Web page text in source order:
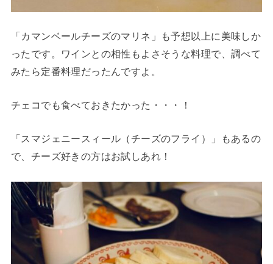
「カマンベールチーズのマリネ」も予想以上に美味しか
ったです。ワインとの相性もよさそうな料理で、調べて
みたら定番料理だったんですよ。
チェコでも食べておきたかった・・・！
「スマジェニースィール（チーズのフライ）」もあるの
で、チーズ好きの方はお試しあれ！